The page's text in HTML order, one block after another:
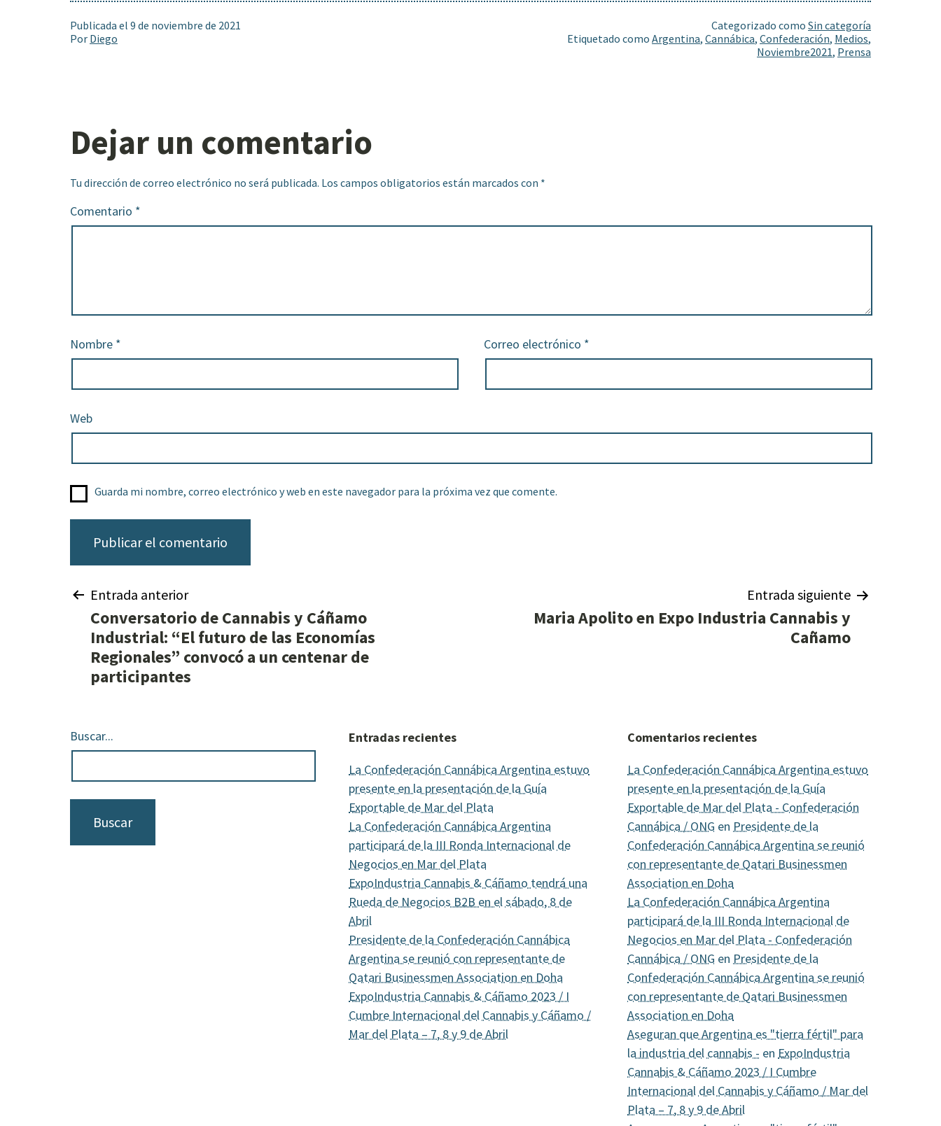
Publicada el 9 de noviembre de 2021
Por Diego
Categorizado como Sin categoría
Etiquetado como Argentina, Cannábica, Confederación, Medios,
Noviembre2021, Prensa
Dejar un comentario
Tu dirección de correo electrónico no será publicada. Los campos obligatorios están marcados con *
Comentario *
Nombre * Correo electrónico *
Web
Guarda mi nombre, correo electrónico y web en este navegador para la próxima vez que comente.
Entrada anterior
Conversatorio de Cannabis y Cáñamo
Industrial: “El futuro de las Economías
Regionales” convocó a un centenar de
participantes
Entrada siguiente
Maria Apolito en Expo Industria Cannabis y
Cañamo
Buscar...
Entradas recientes
La Confederación Cannábica Argentina estuvo
presente en la presentación de la Guía
Exportable de Mar del Plata
La Confederación Cannábica Argentina
participará de la III Ronda Internacional de
Negocios en Mar del Plata
ExpoIndustria Cannabis & Cáñamo tendrá una
Rueda de Negocios B2B en el sábado, 8 de
Abril
Presidente de la Confederación Cannábica
Argentina se reunió con representante de
Qatari Businessmen Association en Doha
ExpoIndustria Cannabis & Cáñamo 2023 / I
Cumbre Internacional del Cannabis y Cáñamo /
Mar del Plata – 7, 8 y 9 de Abril
Comentarios recientes
La Confederación Cannábica Argentina estuvo
presente en la presentación de la Guía
Exportable de Mar del Plata - Confederación
Cannábica / ONG en Presidente de la
Confederación Cannábica Argentina se reunió
con representante de Qatari Businessmen
Association en Doha
La Confederación Cannábica Argentina
participará de la III Ronda Internacional de
Negocios en Mar del Plata - Confederación
Cannábica / ONG en Presidente de la
Confederación Cannábica Argentina se reunió
con representante de Qatari Businessmen
Association en Doha
Aseguran que Argentina es "tierra fértil" para
la industria del cannabis - en ExpoIndustria
Cannabis & Cáñamo 2023 / I Cumbre
Internacional del Cannabis y Cáñamo / Mar del
Plata – 7, 8 y 9 de Abril